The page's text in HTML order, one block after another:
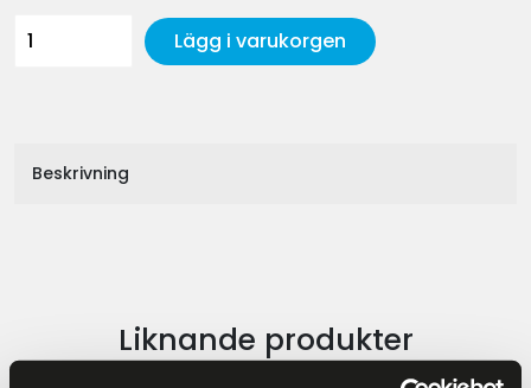
Lägg i varukorgen
Beskrivning
Liknande produkter